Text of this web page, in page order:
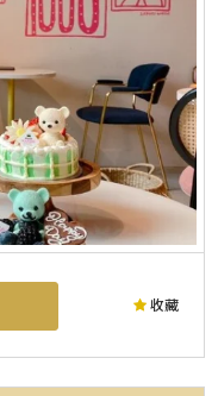
收藏